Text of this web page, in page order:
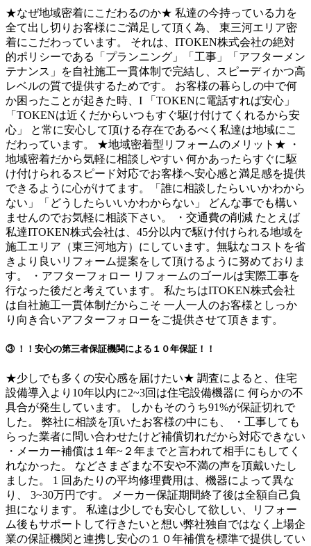
★なぜ地域密着にこだわるのか★ 私達の今持っている力を
全て出し切りお客様にご満足して頂く為、 東三河エリア密
着にこだわっています。 それは、ITOKEN株式会社の絶対
的ポリシーである「プランニング」「工事」「アフターメン
テナンス」を自社施工一貫体制で完結し、スピーディかつ高
レベルの質で提供するためです。 お客様の暮らしの中で何
か困ったことが起きた時、I 「TOKENに電話すれば安心」
「TOKENは近くだからいつもすぐ駆け付けてくれるから安
心」 と常に安心して頂ける存在であるべく私達は地域にこ
だわっています。 ★地域密着型リフォームのメリット★ ・
地域密着だから気軽に相談しやすい 何かあったらすぐに駆
け付けられるスピード対応でお客様へ安心感と満足感を提供
できるように心がけてます。「誰に相談したらいいかわから
ない」「どうしたらいいかわからない」 どんな事でも構い
ませんのでお気軽に相談下さい。 ・交通費の削減 たとえば
私達ITOKEN株式会社は、45分以内で駆け付けられる地域を
施工エリア（東三河地方）にしています。無駄なコストを省
きより良いリフォーム提案をして頂けるように努めておりま
す。 ・アフターフォロー リフォームのゴールは実際工事を
行なった後だと考えています。 私たちはITOKEN株式会社
は自社施工一貫体制だからこそ 一人一人のお客様としっか
り向き合いアフターフォローをご提供させて頂きます。
③ ！！安心の第三者保証機関による１０年保証！！
★少しでも多くの安心感を届けたい★ 調査によると、住宅
設備導入より10年以内に2~3回は住宅設備機器に 何らかの不
具合が発生しています。 しかもそのうち91%が保証切れで
した。 弊社に相談を頂いたお客様の中にも、 ・工事しても
らった業者に問い合わせたけど補償切れだから対応できない
・メーカー補償は１年~２年までと言われて相手にもしてく
れなかった。 などさまざまな不安や不満の声を頂戴いたし
ました。 1 回あたりの平均修理費用は、機器によって異な
り、 3~30万円です。 メーカー保証期間終了後は全額自己負
担になります。 私達は少しでも安心して欲しい、リフォー
ム後もサポートして行きたいと想い弊社独自ではなく上場企
業の保証機関と連携し安心の１０年補償を標準で提供してい